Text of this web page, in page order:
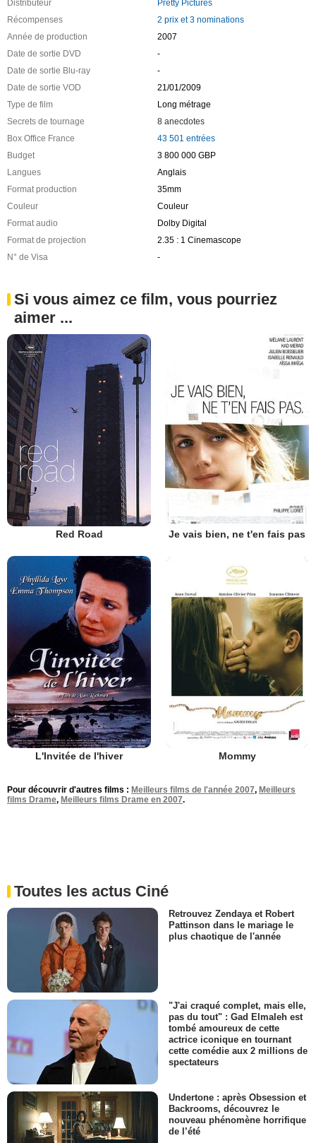
Distributeur
Pretty Pictures
Récompenses
2 prix et 3 nominations
Année de production
2007
Date de sortie DVD
-
Date de sortie Blu-ray
-
Date de sortie VOD
21/01/2009
Type de film
Long métrage
Secrets de tournage
8 anecdotes
Box Office France
43 501 entrées
Budget
3 800 000 GBP
Langues
Anglais
Format production
35mm
Couleur
Couleur
Format audio
Dolby Digital
Format de projection
2.35 : 1 Cinemascope
N° de Visa
-
Si vous aimez ce film, vous pourriez
aimer ...
Red Road Je vais bien, ne t'en fais pas
L'Invitée de l'hiver Mommy
Pour découvrir d'autres films : Meilleurs films de l'année 2007, Meilleurs
films Drame, Meilleurs films Drame en 2007.
Toutes les actus Ciné
Retrouvez Zendaya et Robert
Pattinson dans le mariage le
plus chaotique de l'année
"J'ai craqué complet, mais elle,
pas du tout" : Gad Elmaleh est
tombé amoureux de cette
actrice iconique en tournant
cette comédie aux 2 millions de
spectateurs
Undertone : après Obsession et
Backrooms, découvrez le
nouveau phénomène horrifique
de l’été